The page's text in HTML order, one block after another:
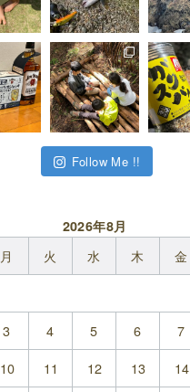
Follow Me !!
2026年8月
月 火 水 木 金
3 4 5 6 7
10 11 12 13 14